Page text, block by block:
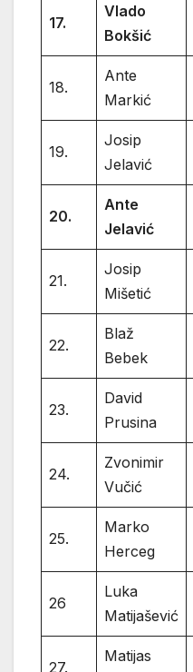
17.
Vlado
Bokšić
18.
Ante
Markić
19.
Josip
Jelavić
20.
Ante
Jelavić
21.
Josip
Mišetić
22.
Blaž
Bebek
23.
David
Prusina
24.
Zvonimir
Vučić
25.
Marko
Herceg
26
Luka
Matijašević
27.
Matijas